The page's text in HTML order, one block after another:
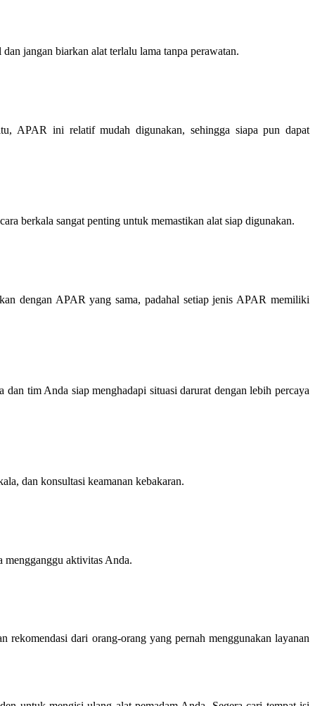
jangan biarkan alat terlalu lama tanpa perawatan.
APAR ini relatif mudah digunakan, sehingga siapa pun dapat
berkala sangat penting untuk memastikan alat siap digunakan.
dengan APAR yang sama, padahal setiap jenis APAR memiliki
tim Anda siap menghadapi situasi darurat dengan lebih percaya
dan konsultasi keamanan kebakaran.
aktivitas Anda.
dari orang-orang yang pernah menggunakan layanan